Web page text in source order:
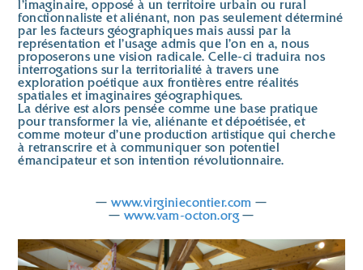
l’imaginaire, opposé à un territoire urbain ou rural
fonctionnaliste et aliénant, non pas seulement déterminé
par les facteurs géographiques mais aussi par la
représentation et l’usage admis que l’on en a, nous
proposerons une vision radicale. Celle-ci traduira nos
interrogations sur la territorialité à travers une
exploration poétique aux frontières entre réalités
spatiales et imaginaires géographiques.
La dérive est alors pensée comme une base pratique
pour transformer la vie, aliénante et dépoétisée, et
comme moteur d’une production artistique qui cherche
à retranscrire et à communiquer son potentiel
émancipateur et son intention révolutionnaire.
—www.virginiecontier.com —
— www.vam-octon.org —